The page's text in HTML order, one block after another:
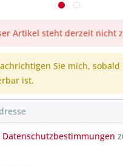
Artikel steht derzeit nicht
Sie mich,
ist.
Datenschutzbestimmungen